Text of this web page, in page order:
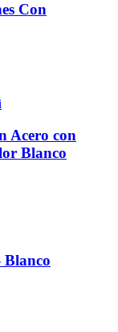
Con
Acero con
Blanco
Blanco